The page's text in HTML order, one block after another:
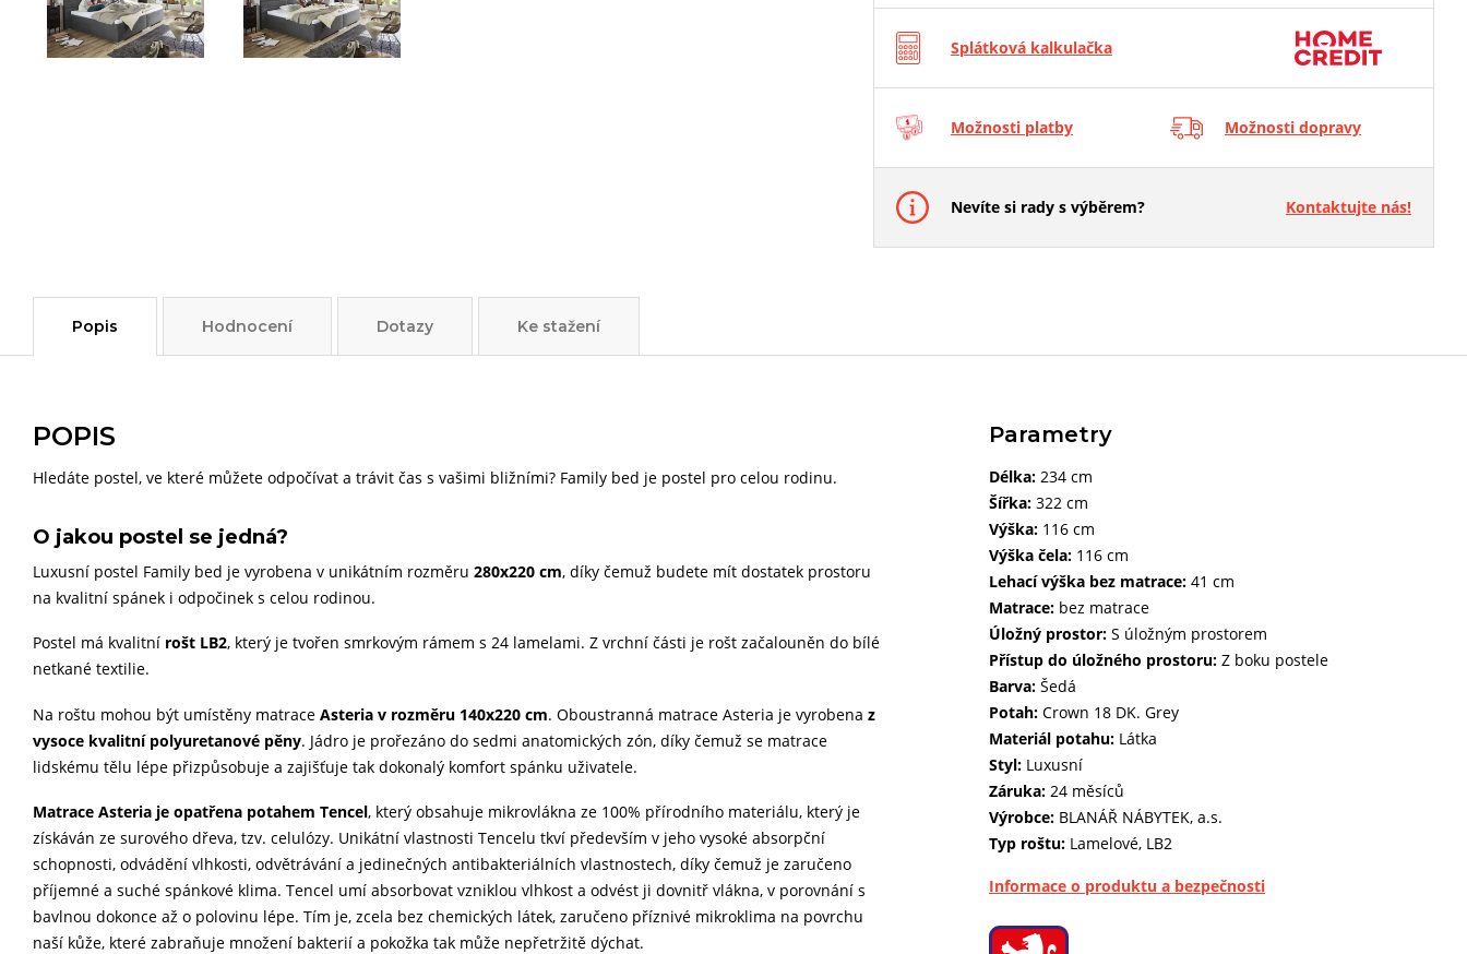
Splátková kalkulačka
Možnosti platby Možnosti dopravy
Nevíte si rady s výběrem? Kontaktujte nás!
Popis Hodnocení Dotazy Ke stažení
POPIS
Hledáte postel, ve které můžete odpočívat a trávit čas s vašimi bližními? Family bed je postel pro celou rodinu.
O jakou postel se jedná?
Luxusní postel Family bed je vyrobena v unikátním rozměru 280x220 cm, díky čemuž budete mít dostatek prostoru
na kvalitní spánek i odpočinek s celou rodinou.
Postel má kvalitní rošt LB2, který je tvořen smrkovým rámem s 24 lamelami. Z vrchní části je rošt začalouněn do bílé
netkané textilie.
Na roštu mohou být umístěny matrace Asteria v rozměru 140x220 cm. Oboustranná matrace Asteria je vyrobena z
vysoce kvalitní polyuretanové pěny. Jádro je prořezáno do sedmi anatomických zón, díky čemuž se matrace
lidskému tělu lépe přizpůsobuje a zajišťuje tak dokonalý komfort spánku uživatele.
Matrace Asteria je opatřena potahem Tencel, který obsahuje mikrovlákna ze 100% přírodního materiálu, který je
získáván ze surového dřeva, tzv. celulózy. Unikátní vlastnosti Tencelu tkví především v jeho vysoké absorpční
schopnosti, odvádění vlhkosti, odvětrávání a jedinečných antibakteriálních vlastnostech, díky čemuž je zaručeno
příjemné a suché spánkové klima. Tencel umí absorbovat vzniklou vlhkost a odvést ji dovnitř vlákna, v porovnání s
bavlnou dokonce až o polovinu lépe. Tím je, zcela bez chemických látek, zaručeno příznivé mikroklima na povrchu
naší kůže, které zabraňuje množení bakterií a pokožka tak může nepřetržitě dýchat.
Parametry
Délka: 234 cm
Šířka: 322 cm
Výška: 116 cm
Výška čela: 116 cm
Lehací výška bez matrace: 41 cm
Matrace: bez matrace
Úložný prostor: S úložným prostorem
Přístup do úložného prostoru: Z boku postele
Barva: Šedá
Potah: Crown 18 DK. Grey
Materiál potahu: Látka
Styl: Luxusní
Záruka: 24 měsíců
Výrobce: BLANÁŘ NÁBYTEK, a.s.
Typ roštu: Lamelové, LB2
Informace o produktu a bezpečnosti